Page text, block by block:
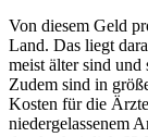
Von diesem Geld
Land. Das liegt
meist älter sind und
Zudem sind in
Kosten für die
niedergelassenem